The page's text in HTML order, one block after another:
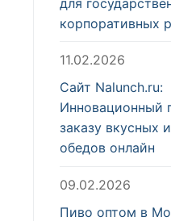
корпоративных
11.02.2026
Сайт Nalunch.ru:
Инновационный
заказу вкусных
обедов онлайн
09.02.2026
Пиво оптом в